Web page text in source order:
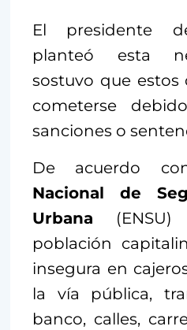
El presidente
planteó esta
sostuvo que estos
cometerse
sanciones o
De acuerdo
Nacional de
Urbana
población
insegura en
la vía pública,
banco, calles,